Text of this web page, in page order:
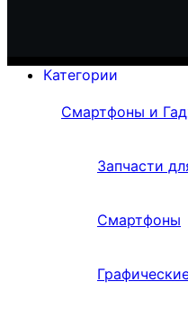
Категории
Смартфоны и
Запчасти
Смартфоны